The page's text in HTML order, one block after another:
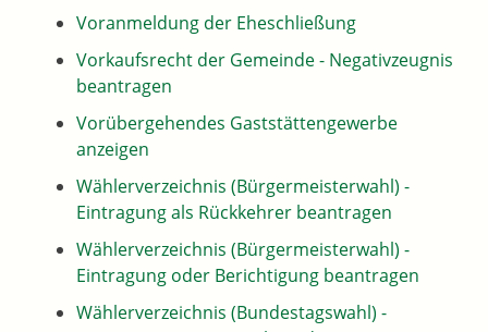
Voranmeldung der Eheschließung
Vorkaufsrecht der Gemeinde - Negativzeugnis
beantragen
Vorübergehendes Gaststättengewerbe
anzeigen
Wählerverzeichnis (Bürgermeisterwahl) -
Eintragung als Rückkehrer beantragen
Wählerverzeichnis (Bürgermeisterwahl) -
Eintragung oder Berichtigung beantragen
Wählerverzeichnis (Bundestagswahl) -